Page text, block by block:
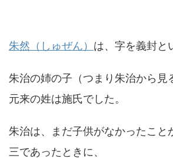
朱然（しゅぜん） は、字を義封と
朱治の姉の子（つまり朱治から見
元来の姓は施氏でした。
朱治は、まだ子供がなかったこと
三であったときに、